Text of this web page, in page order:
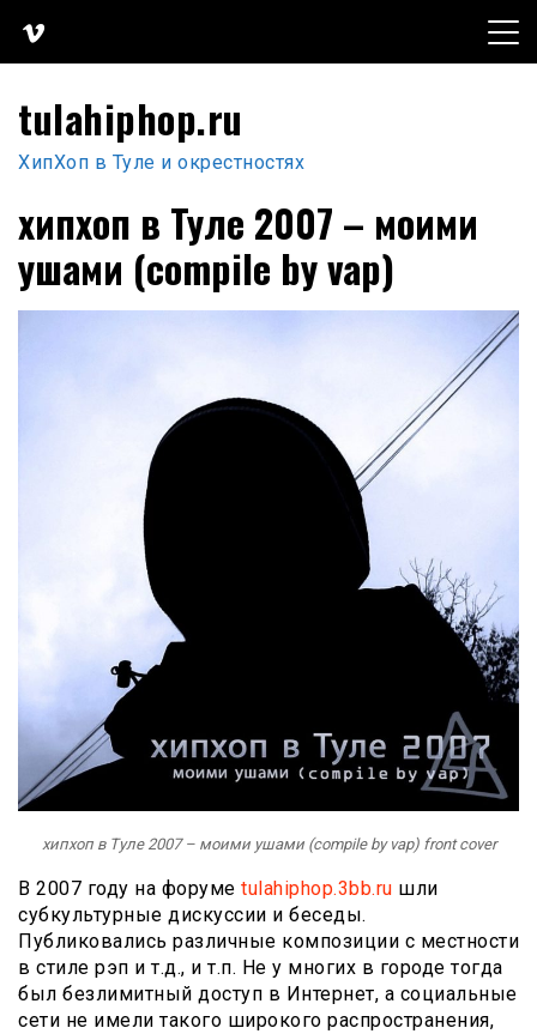
содержимому
tulahiphop.ru
ХипХоп в Туле и окрестностях
хипхоп в Туле 2007 – моими
ушами (compile by vap)
хипхоп в Туле 2007 – моими ушами (compile by vap) front cover
В 2007 году на форуме tulahiphop.3bb.ru шли
субкультурные дискуссии и беседы.
Публиковались различные композиции с местности
в стиле рэп и т.д., и т.п. Не у многих в городе тогда
был безлимитный доступ в Интернет, а социальные
сети не имели такого широкого распространения,